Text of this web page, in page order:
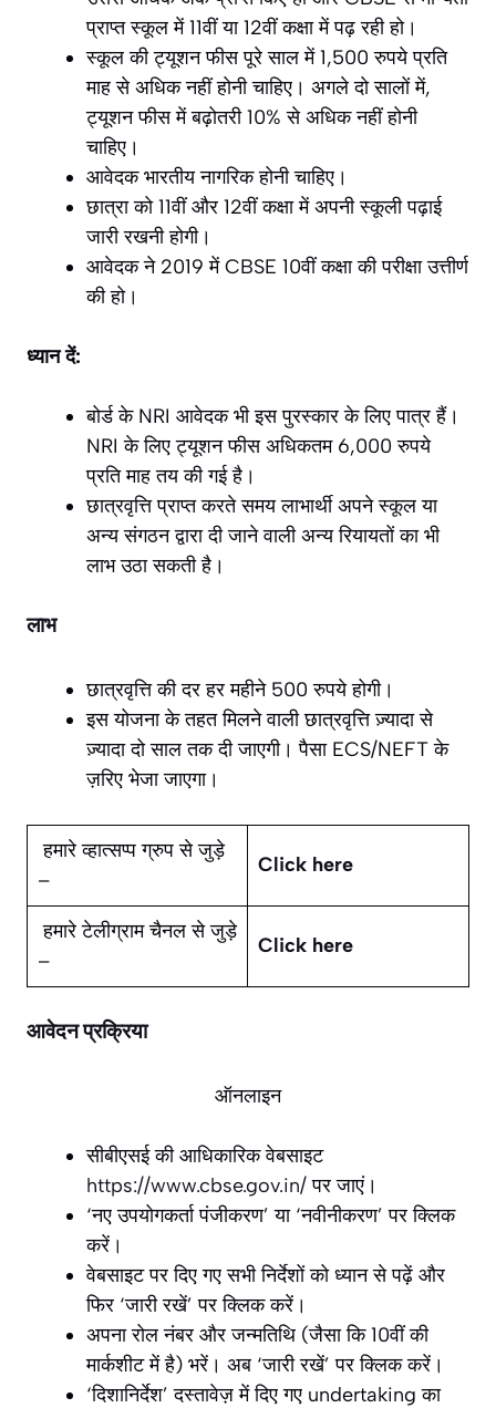
प्राप्त स्कूल में 11वीं या 12वीं कक्षा में पढ़ रही हो।
स्कूल की ट्यूशन फीस पूरे साल में 1,500 रुपये प्रति
माह से अधिक नहीं होनी चाहिए। अगले दो सालों में,
ट्यूशन फीस में बढ़ोतरी 10% से अधिक नहीं होनी
चाहिए।
आवेदक भारतीय नागरिक होनी चाहिए।
छात्रा को 11वीं और 12वीं कक्षा में अपनी स्कूली पढ़ाई
जारी रखनी होगी।
आवेदक ने 2019 में CBSE 10वीं कक्षा की परीक्षा उत्तीर्ण
की हो।
ध्यान दें:
बोर्ड के NRI आवेदक भी इस पुरस्कार के लिए पात्र हैं।
NRI के लिए ट्यूशन फीस अधिकतम 6,000 रुपये
प्रति माह तय की गई है।
छात्रवृत्ति प्राप्त करते समय लाभार्थी अपने स्कूल या
अन्य संगठन द्वारा दी जाने वाली अन्य रियायतों का भी
लाभ उठा सकती है।
लाभ
छात्रवृत्ति की दर हर महीने 500 रुपये होगी।
इस योजना के तहत मिलने वाली छात्रवृत्ति ज़्यादा से
ज़्यादा दो साल तक दी जाएगी। पैसा ECS/NEFT के
ज़रिए भेजा जाएगा।
हमारे व्हात्सप्प ग्रुप से जुड़े
–
Click here
हमारे टेलीग्राम चैनल से जुड़े
–
Click here
आवेदन प्रक्रिया
ऑनलाइन
सीबीएसई की आधिकारिक वेबसाइट
https://www.cbse.gov.in/पर जाएं।
‘नए उपयोगकर्ता पंजीकरण’ या ‘नवीनीकरण’ पर क्लिक
करें।
वेबसाइट पर दिए गए सभी निर्देशों को ध्यान से पढ़ें और
फिर ‘जारी रखें’ पर क्लिक करें।
अपना रोल नंबर और जन्मतिथि (जैसा कि 10वीं की
मार्कशीट में है) भरें। अब ‘जारी रखें’ पर क्लिक करें।
‘दिशानिर्देश’ दस्तावेज़ में दिए गए undertaking का